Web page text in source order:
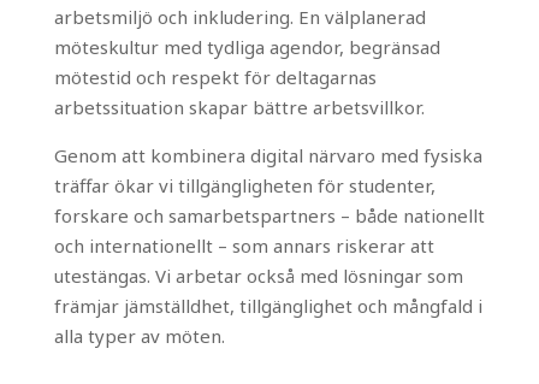
arbetsmiljö och inkludering. En välplanerad
möteskultur med tydliga agendor, begränsad
mötestid och respekt för deltagarnas
arbetssituation skapar bättre arbetsvillkor.
Genom att kombinera digital närvaro med fysiska
träffar ökar vi tillgängligheten för studenter,
forskare och samarbetspartners – både nationellt
och internationellt – som annars riskerar att
utestängas. Vi arbetar också med lösningar som
främjar jämställdhet, tillgänglighet och mångfald i
alla typer av möten.